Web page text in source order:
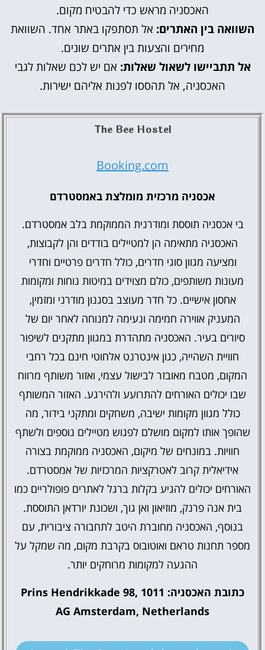
האכסניה מראש כדי להבטיח מקום.
השוואה בין האתרים: אל תסתפקו באתר אחד. השוואת
מחירים והצעות בין אתרים שונים.
אל תתביישו לשאול שאלות: אם יש לכם שאלות לגבי
האכסניה, אל תהססו לפנות אליהם ישירות.
The Bee Hostel
Booking.com
אכסניה מרכזית מומלצת באמסטרדם
בי אכסניה תוססת ומודרנית הממוקמת בלב אמסטרדם.
האכסניה מתאימה הן למטיילים בודדים והן לקבוצות,
ומציעה מגוון סוגי חדרים, כולל חדרים פרטיים וחדרי
מעונות משותפים, כולם מצוידים במיטות נוחות ומקומות
אחסון אישיים. כל חדר מעוצב בסגנון מודרני ומזמין,
המעניק אווירה חמימה ונעימה למנוחה לאחר יום של
סיורים בעיר. האכסניה מתהדרת במגוון מתקנים לשיפור
חוויית השהייה, כגון אינטרנט אלחוטי חינם בכל רחבי
המקום, מטבח מאובזר לבישול עצמי, ואזור משותף מרווח
שבו יכולים האורחים להתרועע ולהירגע. האזור המשותף
כולל מגוון מקומות ישיבה, משחקים ומתקני בידור, מה
שהופך אותו למקום מושלם לפגוש מטיילים נוספים ולשתף
חוויות. במונחים של מיקום, האכסניה ממוקמת בצורה
אידיאלית קרוב לאטרקציות המרכזיות של אמסטרדם.
האורחים יכולים להגיע בקלות ברגל לאתרים פופולריים כמו
בית אנה פרנק, מוזיאון ואן גוך, ושכונת יורדאן התוססת.
בנוסף, האכסניה מחוברת היטב לתחבורה ציבורית, עם
מספר תחנות טראם ואוטובוס בקרבת מקום, מה שמקל על
ההגעה למקומות מרוחקים יותר.
כתובת האכסניה: Prins Hendrikkade 98, 1011
AG Amsterdam, Netherlands